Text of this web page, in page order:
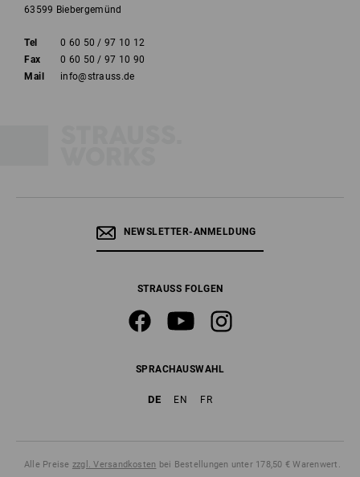
63599 Biebergemünd
Tel
0 60 50 / 97 10 12
Fax
0 60 50 / 97 10 90
Mail
info@strauss.de
NEWSLETTER-ANMELDUNG
STRAUSS FOLGEN
SPRACHAUSWAHL
DE EN FR
Alle Preise zzgl. Versandkosten bei Bestellungen unter 178,50 € Warenwert.